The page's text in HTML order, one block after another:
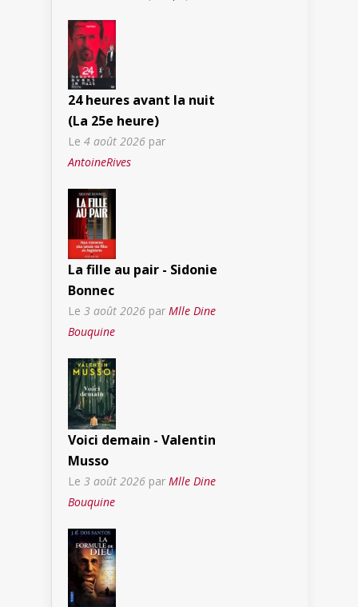
24 heures avant la nuit
(La 25e heure)
Le 4 août 2026 par
AntoineRives
La fille au pair - Sidonie
Bonnec
Le 3 août 2026 par Mlle Dine
Bouquine
Voici demain - Valentin
Musso
Le 3 août 2026 par Mlle Dine
Bouquine